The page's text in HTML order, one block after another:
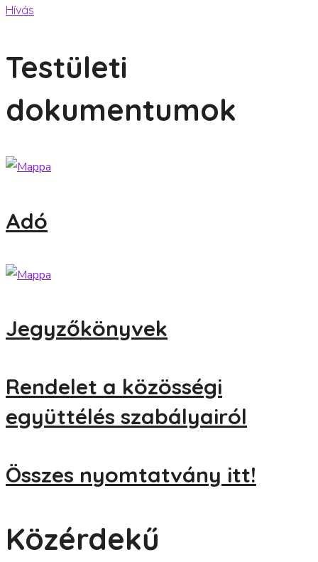
Hívás
Testületi
dokumentumok
Adó
Jegyzőkönyvek
Rendelet a közösségi
együttélés szabályairól
Összes nyomtatvány itt!
Közérdekű